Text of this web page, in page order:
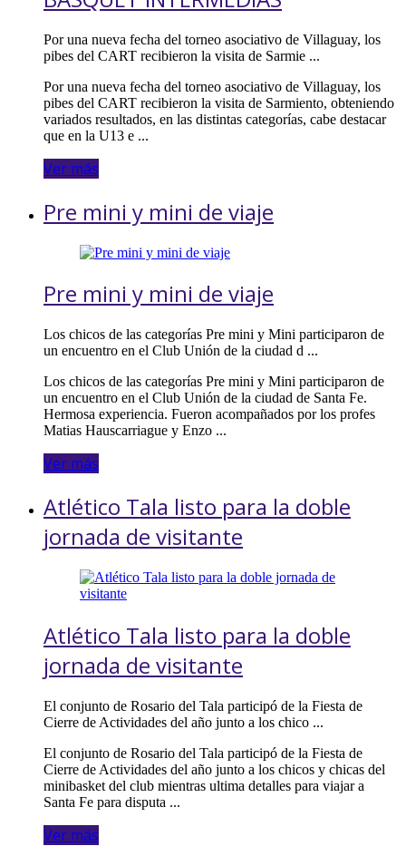
Por una nueva fecha del torneo asociativo de Villaguay, los
pibes del CART recibieron la visita de Sarmie ...
Por una nueva fecha del torneo asociativo de Villaguay, los
pibes del CART recibieron la visita de Sarmiento, obteniendo
variados resultados, en las distintas categorías, cabe destacar
que en la U13 e ...
Ver más
Pre mini y mini de viaje
Pre mini y mini de viaje
Los chicos de las categorías Pre mini y Mini participaron de
un encuentro en el Club Unión de la ciudad d ...
Los chicos de las categorías Pre mini y Mini participaron de
un encuentro en el Club Unión de la ciudad de Santa Fe.
Hermosa experiencia. Fueron acompañados por los profes
Matias Hauscarriague y Enzo ...
Ver más
Atlético Tala listo para la doble
jornada de visitante
Atlético Tala listo para la doble
jornada de visitante
El conjunto de Rosario del Tala participó de la Fiesta de
Cierre de Actividades del año junto a los chico ...
El conjunto de Rosario del Tala participó de la Fiesta de
Cierre de Actividades del año junto a los chicos y chicas del
minibasket del club mientras ultima detalles para viajar a
Santa Fe para disputa ...
Ver más